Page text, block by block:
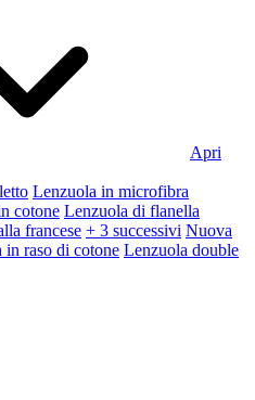
Apri
Lenzuola in microfibra
cotone Lenzuola di flanella
francese + 3 successivi Nuova
in raso di cotone Lenzuola double